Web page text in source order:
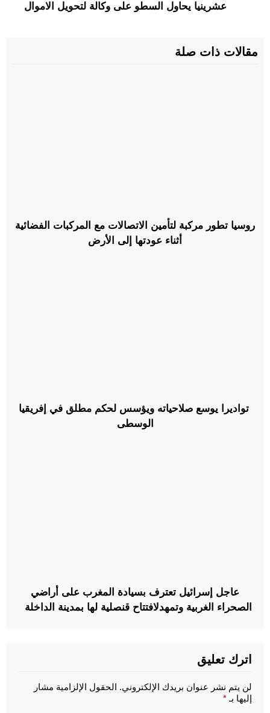
عشرينيا يحاول السطو على وكالة لتحويل الاموال
مقالات ذات صلة
روسيا تطور مركبة لتأمين الاتصالات مع المركبات الفضائية
أثناء عودتها إلى الأرض
تواديرا يوسع صلاحياته ويؤسس لحكم مطلق في إفريقيا
الوسطى
عاجل إسرائيل تعترف بسيادة المغرب على أراضي
الصحراء الغربية وتمهدلافتتاح قنصلية لها بمدينة الداخلة
اترك تعليق
لن يتم نشر عنوان بريدك الإلكتروني. الحقول الإلزامية مشار
إليها بـ *